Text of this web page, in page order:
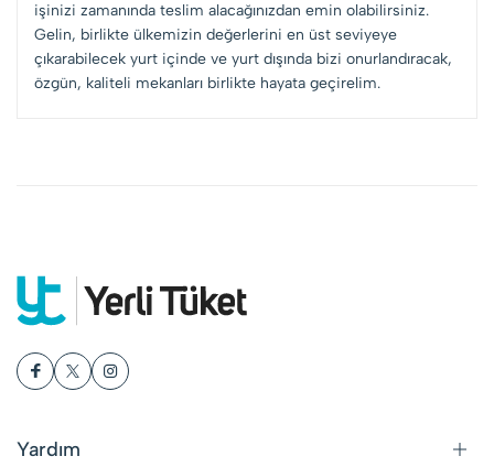
işinizi zamanında teslim alacağınızdan emin olabilirsiniz.
Gelin, birlikte ülkemizin değerlerini en üst seviyeye
çıkarabilecek yurt içinde ve yurt dışında bizi onurlandıracak,
özgün, kaliteli mekanları birlikte hayata geçirelim.
Yardım